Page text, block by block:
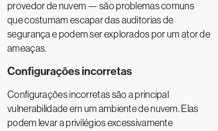
provedor de nuvem — são problemas comuns
que costumam escapar das auditorias de
segurança e podem ser explorados por um ator de
ameaças.
Configurações incorretas
Configurações incorretas são a principal
vulnerabilidade em um ambiente de nuvem. Elas
podem levar a privilégios excessivamente